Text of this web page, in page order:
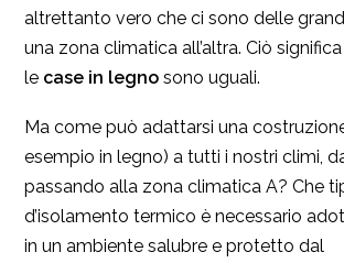
altrettanto vero che ci sono delle
una zona climatica all’altra. Ciò
le case in legno sono uguali.
Ma come può adattarsi una
esempio in legno) a tutti i nostri climi,
passando alla zona climatica A? Che
d’isolamento termico è necessario
in un ambiente salubre e protetto dal